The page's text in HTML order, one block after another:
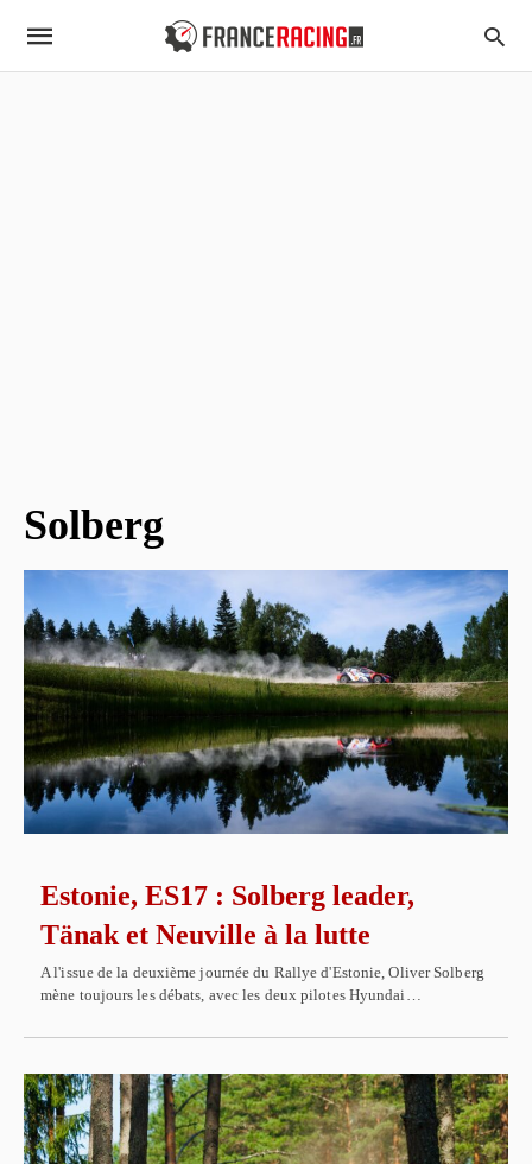
Solberg
Estonie, ES17 : Solberg leader,
Tänak et Neuville à la lutte
A l'issue de la deuxième journée du Rallye d'Estonie, Oliver Solberg
mène toujours les débats, avec les deux pilotes Hyundai…